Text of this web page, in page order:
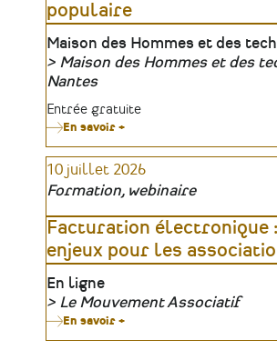
populaire
Lieu
Maison des Hommes et des
Organisateur
Maison des Hommes et des
Nantes
Tarifs
Entrée gratuite
En savoir +
1936
:
joie
»
:
la
Maison
et
10 juillet 2026
Formation, webinaire
Facturation électronique
enjeux pour les
Lieu
En ligne
Organisateur
Le Mouvement Associatif
En savoir +